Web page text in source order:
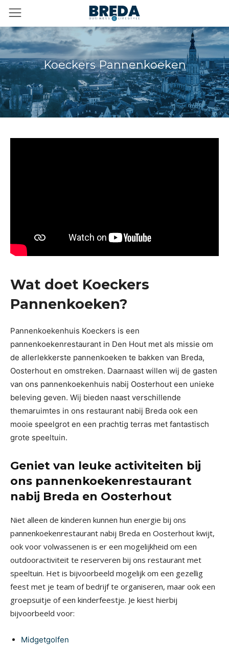
Koeckers Pannenkoeken
Wat doet Koeckers
Pannenkoeken?
Pannenkoekenhuis Koeckers is een
pannenkoekenrestaurant in Den Hout met als missie om
de allerlekkerste pannenkoeken te bakken van Breda,
Oosterhout en omstreken. Daarnaast willen wij de gasten
van ons pannenkoekenhuis nabij Oosterhout een unieke
beleving geven. Wij bieden naast verschillende
themaruimtes in ons restaurant nabij Breda ook een
mooie speelgrot en een prachtig terras met fantastisch
grote speeltuin.
Geniet van leuke activiteiten bij
ons pannenkoekenrestaurant
nabij Breda en Oosterhout
Niet alleen de kinderen kunnen hun energie bij ons
pannenkoekenrestaurant nabij Breda en Oosterhout kwijt,
ook voor volwassenen is er een mogelijkheid om een
outdooractiviteit te reserveren bij ons restaurant met
speeltuin. Het is bijvoorbeeld mogelijk om een gezellig
feest met je team of bedrijf te organiseren, maar ook een
groepsuitje of een kinderfeestje. Je kiest hierbij
bijvoorbeeld voor:
Midgetgolfen